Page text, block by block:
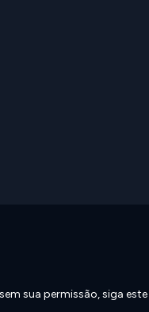
sua permissão, siga este